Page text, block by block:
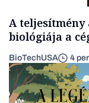
A teljesítmény
biológiája a
BioTechUSA 4